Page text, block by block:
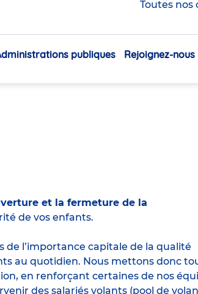
Toutes nos
Navigation
publiques Rejoignez-nous
en crèche ?
et la fermeture de la
de vos enfants.
de l’importance capitale de la qualité
au quotidien. Nous mettons donc
en renforçant certaines de nos
des salariés volants (pool de